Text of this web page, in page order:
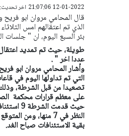
12-01-2022 21:07:06 اخر تحديث: 18-10-2022 08:49:31
قال المحامي مروان ابو فريح
الذي تم اعتقالهم امس
بئر السبع اليوم، ان "
طويلة، حيث تم تمديد
عددا اخر " .
وأشار المحامي مروان ابو
التي تم تداولها اليوم في
تصعيدا من قبل الشرطة،
على معظم قرارات محكمة
حيث قدمت
النظر في 7 منها، ومن
بقية الاستئنافات صباح الغد.